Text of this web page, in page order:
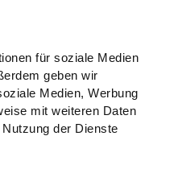
für soziale Medien
geben wir
Medien, Werbung
mit weiteren Daten
der Dienste